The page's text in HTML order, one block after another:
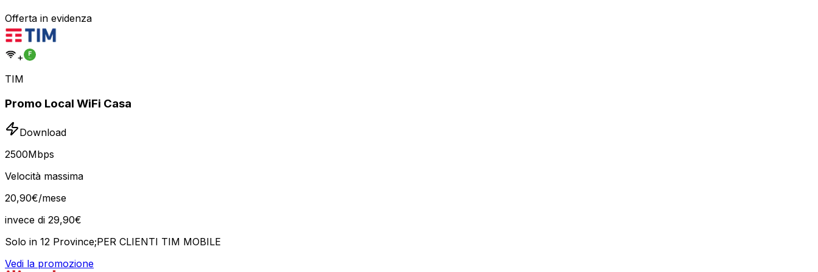
Offerta in evidenza
+
TIM
Promo Local WiFi Casa
Download
2500Mbps
Velocità massima
20,90€/mese
invece di 29,90€
Solo in 12 Province;PER CLIENTI TIM MOBILE
Vedi la promozione